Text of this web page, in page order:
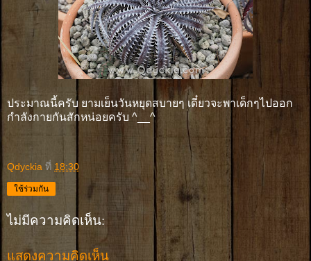
ประมาณนี้ครับ ยามเย็นวันหยุดสบายๆ เดี๋ยวจะพาเด็กๆไปออก
กำลังกายกันสักหน่อยครับ ^__^
Qdyckia ที่ 18:30
ใช้ร่วมกัน
ไม่มีความคิดเห็น:
แสดงความคิดเห็น